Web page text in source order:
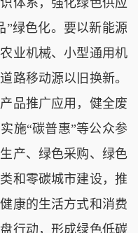
”绿色化。要以新能源
业机械、小型通用机
路移动源以旧换新。
品推广应用，健全废
施“碳普惠”等公众参
产、绿色采购、绿色
和零碳城市建设，推
康的生活方式和消费
行动，形成绿色低碳